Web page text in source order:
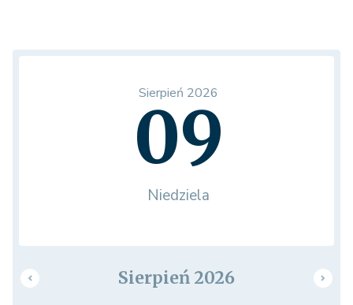
Sierpień 2026
09
Niedziela
Sierpień 2026